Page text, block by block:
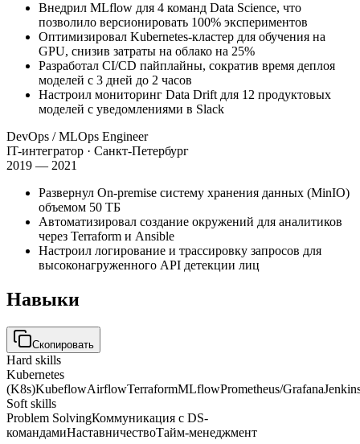
Внедрил MLflow для 4 команд Data Science, что
позволило версионировать 100% экспериментов
Оптимизировал Kubernetes-кластер для обучения на
GPU, снизив затраты на облако на 25%
Разработал CI/CD пайплайны, сократив время деплоя
моделей с 3 дней до 2 часов
Настроил мониторинг Data Drift для 12 продуктовых
моделей с уведомлениями в Slack
DevOps / MLOps Engineer
IT-интегратор · Санкт-Петербург
2019 — 2021
Развернул On-premise систему хранения данных (MinIO)
объемом 50 ТБ
Автоматизировал создание окружений для аналитиков
через Terraform и Ansible
Настроил логирование и трассировку запросов для
высоконагруженного API детекции лиц
Навыки
Скопировать
Hard skills
Kubernetes
(K8s)KubeflowAirflowTerraformMLflowPrometheus/Grafana
Soft skills
Problem SolvingКоммуникация с DS-
командамиНаставничествоТайм-менеджмент